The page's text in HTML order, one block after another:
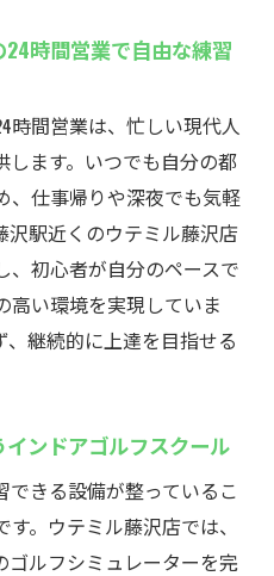
近くのインドアゴルフス
ールで基礎から安心ス
ポート体制が魅力
で分かりやすいゴルフ
アゴルフスクールの強
者もマイペースで練習
時間営業で自由な練習
時間営業は、忙しい現代人
します。いつでも自分の都
、仕事帰りや深夜でも気軽
沢駅近くのウテミル藤沢店
、初心者が自分のペースで
高い環境を実現していま
継続的に上達を目指せる
ンドアゴルフスクール
きる設備が整っているこ
。ウテミル藤沢店では、
ゴルフシミュレーターを完